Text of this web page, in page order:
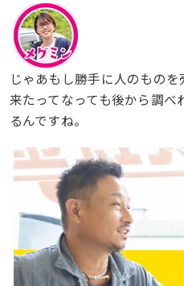
じゃあもし勝手に人のもの
来たってなっても後から調べ
るんですね。